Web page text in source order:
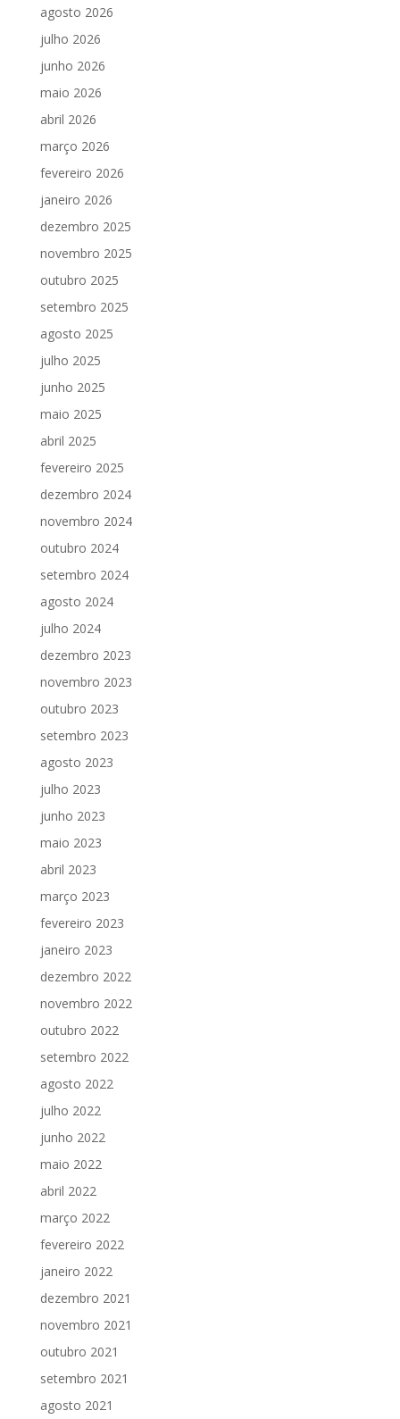
agosto 2026
julho 2026
junho 2026
maio 2026
abril 2026
março 2026
fevereiro 2026
janeiro 2026
dezembro 2025
novembro 2025
outubro 2025
setembro 2025
agosto 2025
julho 2025
junho 2025
maio 2025
abril 2025
fevereiro 2025
dezembro 2024
novembro 2024
outubro 2024
setembro 2024
agosto 2024
julho 2024
dezembro 2023
novembro 2023
outubro 2023
setembro 2023
agosto 2023
julho 2023
junho 2023
maio 2023
abril 2023
março 2023
fevereiro 2023
janeiro 2023
dezembro 2022
novembro 2022
outubro 2022
setembro 2022
agosto 2022
julho 2022
junho 2022
maio 2022
abril 2022
março 2022
fevereiro 2022
janeiro 2022
dezembro 2021
novembro 2021
outubro 2021
setembro 2021
agosto 2021